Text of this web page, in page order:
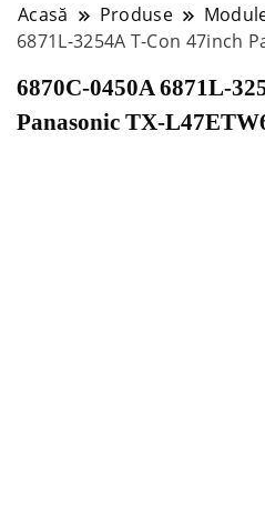
Acasă Produse
6871L-3254A T-Con 47inch
6870C-0450A 6871L-
Panasonic TX-